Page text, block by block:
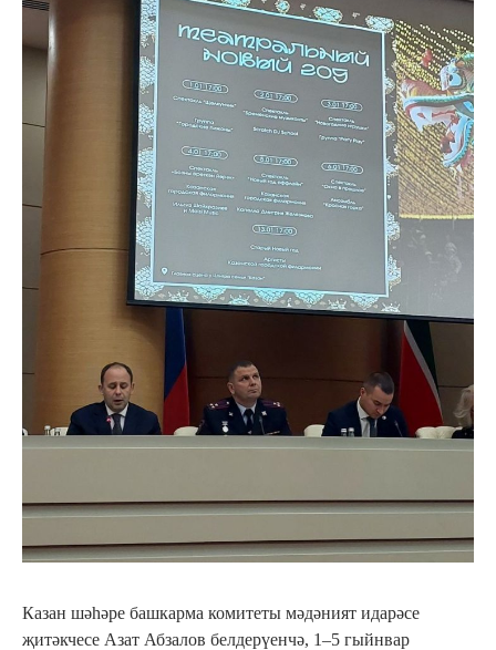
Казан шәһәре башкарма комитеты мәдәният идарәсе
җитәкчесе Азат Абзалов белдерүенчә, 1–5 гыйнвар